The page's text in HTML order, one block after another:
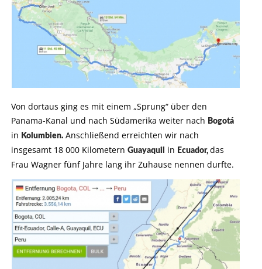
Von dortaus ging es mit einem „Sprung“ über den
Panama-Kanal und nach Südamerika weiter nach Bogotá
in Kolumbien.Anschließend erreichten wir nach
insgesamt 18 000 Kilometern Guayaquil in Ecuador, das
Frau Wagner fünf Jahre lang ihr Zuhause nennen durfte.